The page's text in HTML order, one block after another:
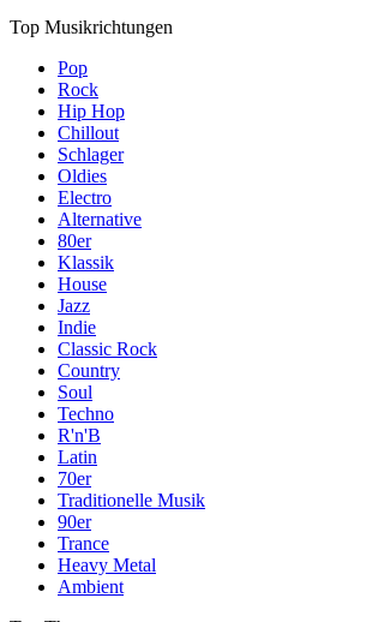
Top Musikrichtungen
Pop
Rock
Hip Hop
Chillout
Schlager
Oldies
Electro
Alternative
80er
Klassik
House
Jazz
Indie
Classic Rock
Country
Soul
Techno
R'n'B
Latin
70er
Traditionelle Musik
90er
Trance
Heavy Metal
Ambient